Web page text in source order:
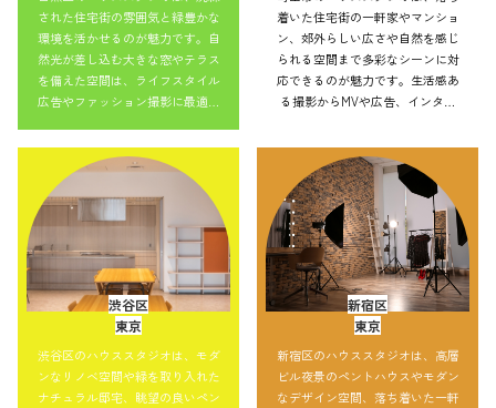
された住宅街の雰囲気と緑豊かな
環境を活かせるのが魅力です。自
然光が差し込む大きな窓やテラス
を備えた空間は、ライフスタイル
広告やファッション撮影に最適。
広い作品づくりに対応可能です。
着いた住宅街の一軒家やマンショ
ン、郊外らしい広さや自然を感じ
られる空間まで多彩なシーンに対
応できるのが魅力です。生活感あ
る撮影からMVや広告、インタビ
アクセス良好で効率的にバリエー
ション豊かな撮影を実現できま
す。
渋谷区
東京
渋谷区のハウススタジオは、モダ
ンなリノベ空間や緑を取り入れた
ナチュラル邸宅、眺望の良いペン
新宿区
東京
新宿区のハウススタジオは、高層
ビル夜景のペントハウスやモダン
なデザイン空間、落ち着いた一軒